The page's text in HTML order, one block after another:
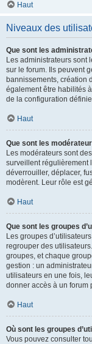
Haut
Niveaux des
Que sont les
Les administrateurs sont
sur le forum. Ils peuvent
bannissements, création
également être habilités
de la configuration
Haut
Que sont les
Les modérateurs sont
surveillent régulièrement
déverrouiller, déplacer,
modèrent. Leur rôle est
Haut
Que sont les groupes
Les groupes
regrouper des
groupes, et chaque
gestion : un
utilisateurs en une fois,
donner accès à un forum
Haut
Où sont les groupes
Vous pouvez consulter